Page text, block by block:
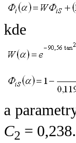
kde
a
C2 = 0,238.